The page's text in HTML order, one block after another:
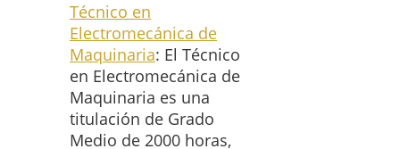
Técnico en
Electromecánica de
Maquinaria: El Técnico
en Electromecánica de
Maquinaria es una
titulación de Grado
Medio de 2000 horas,